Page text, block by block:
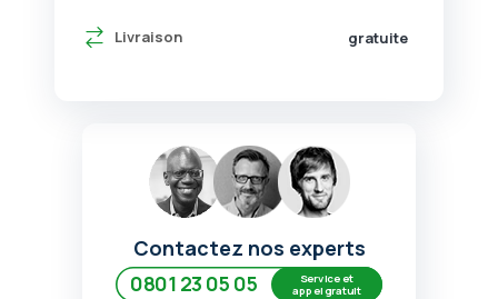
Livraison gratuite
Contactez nos experts
0801 23 05 05
Service et
appel gratuit